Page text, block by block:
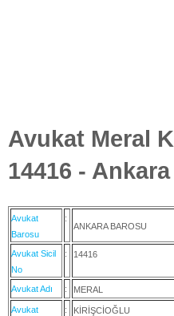
Avukat Meral
14416 - Ankara
Avukat
Barosu
:
ANKARA BAROSU
Avukat Sicil
No
: 14416
Avukat Adı : MERAL
Avukat
: KİRİŞCİOĞLU